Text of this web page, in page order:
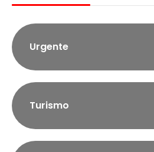
Urgente
Turismo